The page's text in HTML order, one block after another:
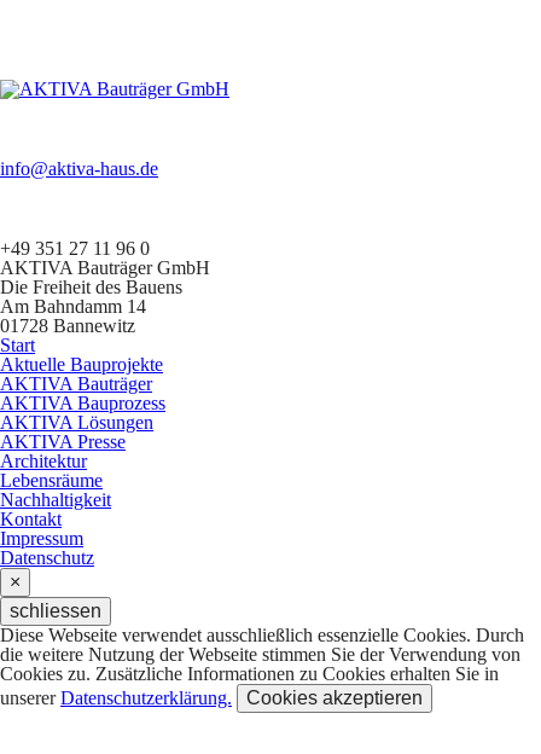
info@aktiva-haus.de
+49 351 27 11 96 0
AKTIVA Bauträger GmbH
Die Freiheit des Bauens
Am Bahndamm 14
01728 Bannewitz
Start
Aktuelle Bauprojekte
AKTIVA Bauträger
AKTIVA Bauprozess
AKTIVA Lösungen
AKTIVA Presse
Architektur
Lebensräume
Nachhaltigkeit
Kontakt
Impressum
Datenschutz
×
schliessen
Diese Webseite verwendet ausschließlich essenzielle Cookies. Durch
die weitere Nutzung der Webseite stimmen Sie der Verwendung von
Cookies zu. Zusätzliche Informationen zu Cookies erhalten Sie in
unsererDatenschutzerklärung. Cookies akzeptieren